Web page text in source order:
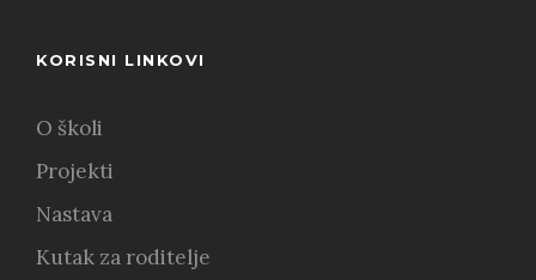
KORISNI LINKOVI
O školi
Projekti
Nastava
Kutak za roditelje